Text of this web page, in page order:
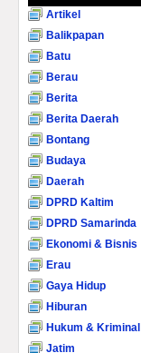
Artikel
Balikpapan
Batu
Berau
Berita
Berita Daerah
Bontang
Budaya
Daerah
DPRD Kaltim
DPRD Samarinda
Ekonomi & Bisnis
Erau
Gaya Hidup
Hiburan
Hukum & Kriminal
Jatim